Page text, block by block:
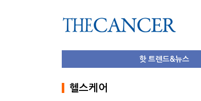
핫 트렌드&뉴스
헬스케어